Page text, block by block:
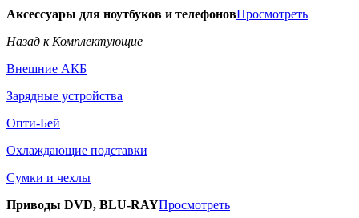
Аксессуары для ноутбуков и телефоновПросмотреть
Назад к Комплектующие
Внешние АКБ
Зарядные устройства
Опти-Бей
Охлаждающие подставки
Сумки и чехлы
Приводы DVD, BLU-RAYПросмотреть